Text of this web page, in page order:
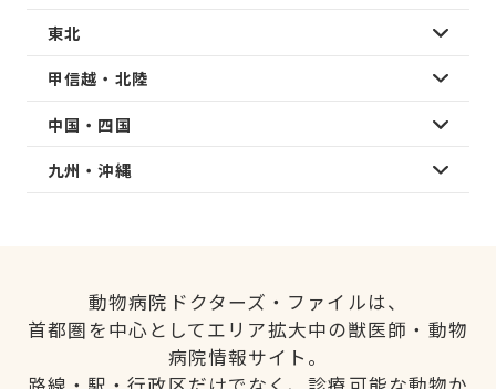
東北
甲信越・北陸
中国・四国
九州・沖縄
動物病院ドクターズ・ファイルは、
首都圏を中心としてエリア拡大中の獣医師・動物
病院情報サイト。